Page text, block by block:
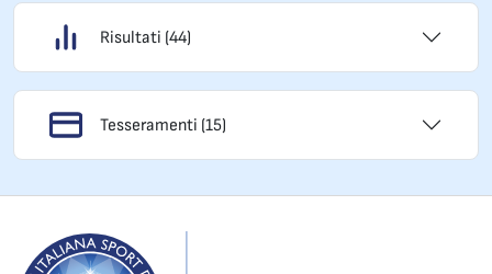
Risultati (44)
Tesseramenti (15)